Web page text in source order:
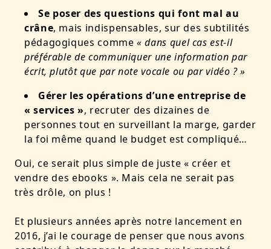
Se poser des questions qui font mal au
crâne, mais indispensables, sur des subtilités
pédagogiques comme« dans quel cas est-il
préférable de communiquer une information par
écrit, plutôt que par note vocale ou par vidéo ? »
Gérer les opérations d’une entreprise de
« services », recruter des dizaines de
personnes tout en surveillant la marge, garder
la foi même quand le budget est compliqué…
Oui, ce serait plus simple de juste « créer et
vendre des ebooks ». Mais cela ne serait pas
très drôle, on plus !
Et plusieurs années après notre lancement en
2016, j’ai le courage de penser que nous avons